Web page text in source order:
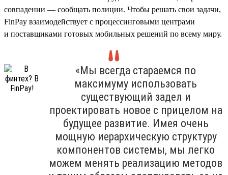
совпадении — сообщать полиции. Чтобы решать свои задачи,
FinPay взаимодействует с процессинговыми центрами
и поставщиками готовых мобильных решений по всему миру.
«Мы всегда стараемся по
максимуму использовать
существующий задел и
проектировать новое с прицелом на
будущее развитие. Имея очень
мощную иерархическую структуру
компонентов системы, мы легко
можем менять реализацию методов